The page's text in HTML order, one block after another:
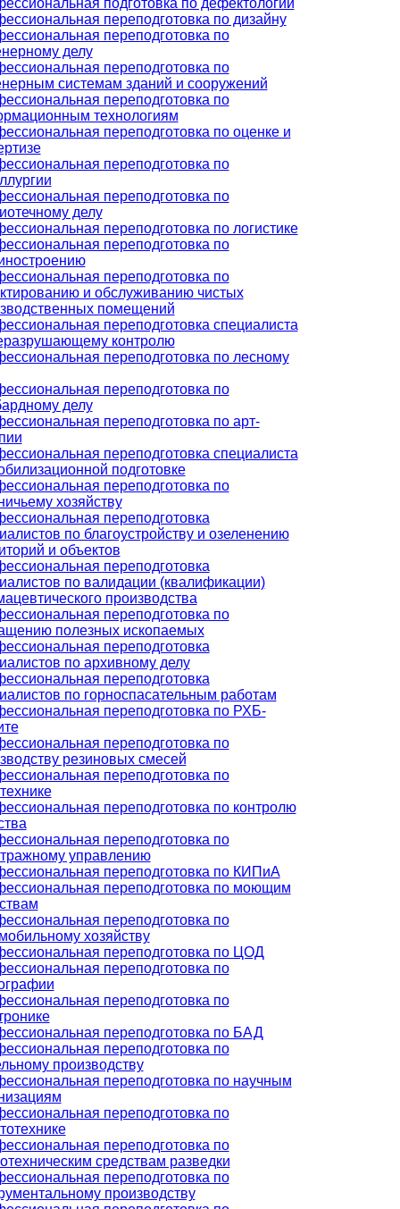
переподготовка по дизайну
переподготовка по
делу
переподготовка по
системам зданий и сооружений
переподготовка по
технологиям
переподготовка по оценке и
переподготовка по
переподготовка по
делу
переподготовка по логистике
переподготовка по
переподготовка по
и обслуживанию чистых
помещений
переподготовка специалиста
контролю
переподготовка по лесному
переподготовка по
делу
переподготовка по арт-
переподготовка специалиста
подготовке
переподготовка по
хозяйству
переподготовка
по благоустройству и озеленению
и объектов
переподготовка
по валидации (квалификации)
производства
переподготовка по
полезных ископаемых
переподготовка
по архивному делу
переподготовка
по горноспасательным работам
переподготовка по РХБ-
переподготовка по
резиновых смесей
переподготовка по
переподготовка по контролю
переподготовка по
управлению
переподготовка по КИПиА
переподготовка по моющим
переподготовка по
хозяйству
переподготовка по ЦОД
переподготовка по
переподготовка по
переподготовка по БАД
переподготовка по
производству
переподготовка по научным
переподготовка по
переподготовка по
средствам разведки
переподготовка по
производству